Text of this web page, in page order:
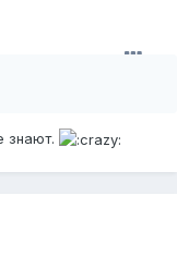
знают.